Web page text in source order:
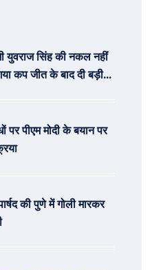
युवराज सिंह की नकल नहीं
कप जीत के बाद दी बड़ी
पर पीएम मोदी के बयान पर
की पुणे में गोली मारकर